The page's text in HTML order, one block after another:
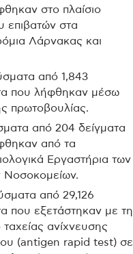
στο πλαίσιο
επιβατών στα
Λάρνακας και
από 1,843
που λήφθηκαν μέσω
πρωτοβουλίας.
από 204 δείγματα
από τα
Εργαστήρια των
Νοσοκομείων.
από 29,126
που εξετάστηκαν με τη
ανίχνευσης
(antigen rapid test) σε